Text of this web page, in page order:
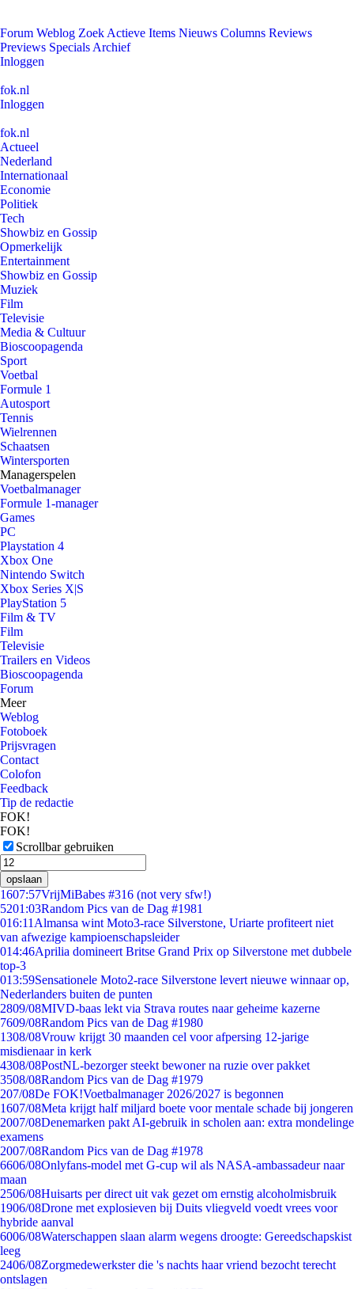
Forum Weblog Zoek Actieve Items Nieuws Columns Reviews
Previews Specials Archief
Inloggen
fok.nl
Inloggen
fok.nl
Actueel
Nederland
Internationaal
Economie
Politiek
Tech
Showbiz en Gossip
Opmerkelijk
Entertainment
Showbiz en Gossip
Muziek
Film
Televisie
Media & Cultuur
Bioscoopagenda
Sport
Voetbal
Formule 1
Autosport
Tennis
Wielrennen
Schaatsen
Wintersporten
Managerspelen
Voetbalmanager
Formule 1-manager
Games
PC
Playstation 4
Xbox One
Nintendo Switch
Xbox Series X|S
PlayStation 5
Film & TV
Film
Televisie
Trailers en Videos
Bioscoopagenda
Forum
Meer
Weblog
Fotoboek
Prijsvragen
Contact
Colofon
Feedback
Tip de redactie
FOK!
FOK!
Scrollbar gebruiken
opslaan
1607:57VrijMiBabes #316 (not very sfw!)
5201:03Random Pics van de Dag #1981
016:11 Almansa wint Moto3-race Silverstone, Uriarte profiteert niet
van afwezige kampioenschapsleider
014:46Aprilia domineert Britse Grand Prix op Silverstone met dubbele
top-3
013:59Sensationele Moto2-race Silverstone levert nieuwe winnaar op,
Nederlanders buiten de punten
2809/08MIVD-baas lekt via Strava routes naar geheime kazerne
7609/08Random Pics van de Dag #1980
1308/08Vrouw krijgt 30 maanden cel voor afpersing 12-jarige
misdienaar in kerk
4308/08PostNL-bezorger steekt bewoner na ruzie over pakket
3508/08Random Pics van de Dag #1979
207/08De FOK!Voetbalmanager 2026/2027 is begonnen
1607/08Meta krijgt half miljard boete voor mentale schade bij jongeren
2007/08Denemarken pakt AI-gebruik in scholen aan: extra mondelinge
examens
2007/08Random Pics van de Dag #1978
6606/08Onlyfans-model met G-cup wil als NASA-ambassadeur naar
maan
2506/08Huisarts per direct uit vak gezet om ernstig alcoholmisbruik
1906/08Drone met explosieven bij Duits vliegveld voedt vrees voor
hybride aanval
6006/08Waterschappen slaan alarm wegens droogte: Gereedschapskist
leeg
2406/08Zorgmedewerkster die 's nachts haar vriend bezocht terecht
ontslagen